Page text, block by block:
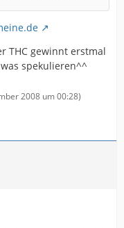
THC gewinnt erstmal
spekulieren^^
2008 um 00:28)